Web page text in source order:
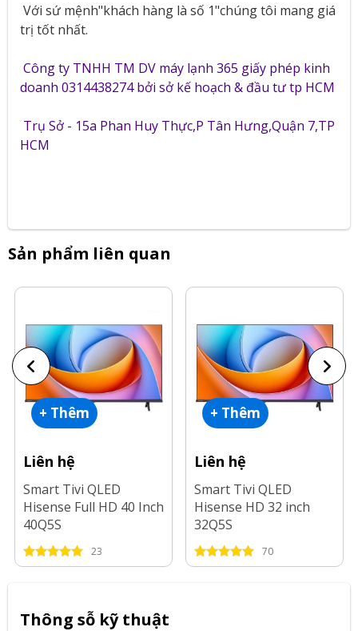
Với sứ mệnh"khách hàng là số 1"chúng tôi mang giá
trị tốt nhất.
Công ty TNHH TM DV máy lạnh 365 giấy phép kinh
doanh 0314438274 bởi sở kế hoạch & đầu tư tp HCM
Trụ Sở - 15a Phan Huy Thực,P Tân Hưng,Quận 7,TP
HCM
Sản phẩm liên quan
+ Thêm
Liên hệ
Smart Tivi QLED
Hisense Full HD 40 Inch
40Q5S
23
+ Thêm
Liên hệ
Smart Tivi QLED
Hisense HD 32 inch
32Q5S
70
Thông sỗ kỹ thuật